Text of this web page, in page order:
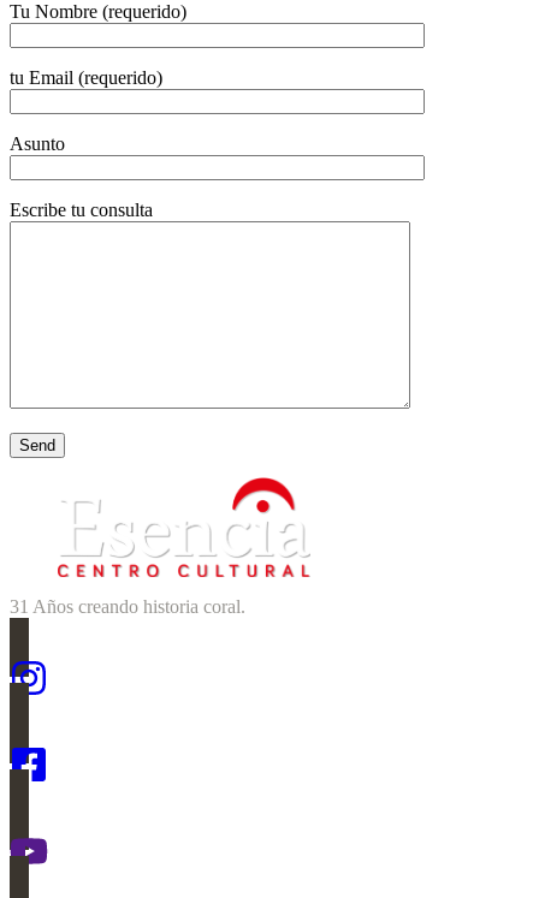
Tu Nombre (requerido)
tu Email (requerido)
Asunto
Escribe tu consulta
31 Años creando historia coral.